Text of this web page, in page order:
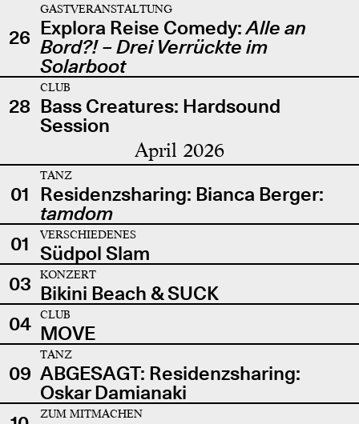
26
GASTVERANSTALTUNG
Explora Reise Comedy:Alle an
Bord?! – Drei Verrückte im
Solarboot
28
CLUB
Bass Creatures: Hardsound
Session
April 2026
01
TANZ
Residenzsharing: Bianca Berger:
tamdom
01
VERSCHIEDENES
Südpol Slam
03
KONZERT
Bikini Beach & SUCK
04
CLUB
MOVE
09
TANZ
ABGESAGT: Residenzsharing:
Oskar Damianaki
ZUM MITMACHEN